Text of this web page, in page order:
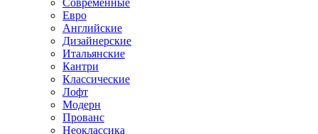
Современные
Евро
Английские
Дизайнерские
Итальянские
Кантри
Классические
Лофт
Модерн
Прованс
Неоклассика